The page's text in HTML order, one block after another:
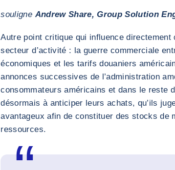
souligneAndrew Share, Group Solution
Autre point critique qui influence directement
secteur d’activité : la guerre commerciale
économiques et les tarifs douaniers
annonces successives de l’administration
consommateurs américains et dans le reste
désormais à anticiper leurs achats, qu’ils
avantageux afin de constituer des stocks de
ressources.